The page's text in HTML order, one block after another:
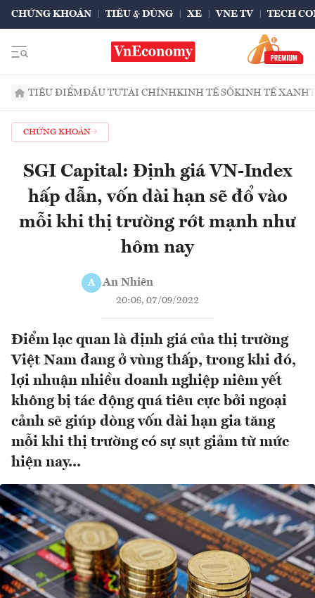
CHỨNG KHOÁN TIÊU & DÙNG XE VNE TV TECH
TIÊU ĐIỂMĐẦU TƯTÀI CHÍNHKINH TẾ SỐKINH TẾ XANH
CHỨNG KHOÁN
SGI Capital: Định giá VN-Index
hấp dẫn, vốn dài hạn sẽ đổ vào
mỗi khi thị trường rớt mạnh như
hôm nay
A An Nhiên
20:08, 07/09/2022
Điểm lạc quan là định giá của thị trường
Việt Nam đang ở vùng thấp, trong khi đó,
lợi nhuận nhiều doanh nghiệp niêm yết
không bị tác động quá tiêu cực bởi ngoại
cảnh sẽ giúp dòng vốn dài hạn gia tăng
mỗi khi thị trường có sự sụt giảm từ mức
hiện nay...